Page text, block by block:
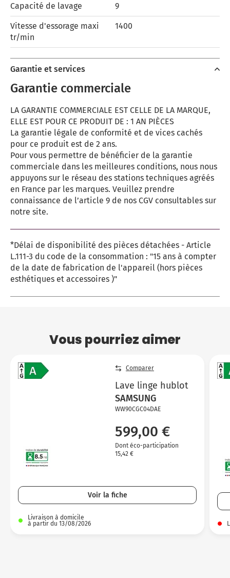
Capacité de lavage 9
Vitesse d'essorage maxi
tr/min
1400
Garantie et services
Garantie commerciale
LA GARANTIE COMMERCIALE EST CELLE DE LA MARQUE,
ELLE EST POUR CE PRODUIT DE : 1 AN PIÈCES
La garantie légale de conformité et de vices cachés
pour ce produit est de 2 ans.
Pour vous permettre de bénéficier de la garantie
commerciale dans les meilleures conditions, nous nous
appuyons sur le réseau des stations techniques agréés
en France par les marques. Veuillez prendre
connaissance de l’article 9 de nos CGV consultables sur
notre site.
*Délai de disponibilité des pièces détachées - Article
L.111-3 du code de la consommation : "15 ans à compter
de la date de fabrication de l'appareil (hors pièces
esthétiques et accessoires )"
Vous pourriez aimer
Comparer
Lave linge hublot
SAMSUNG
WW90CGC04DAE
599,00 €
Dont éco-participation
15,42 €
Voir la fiche
Livraison à domicile
à partir du 13/08/2026